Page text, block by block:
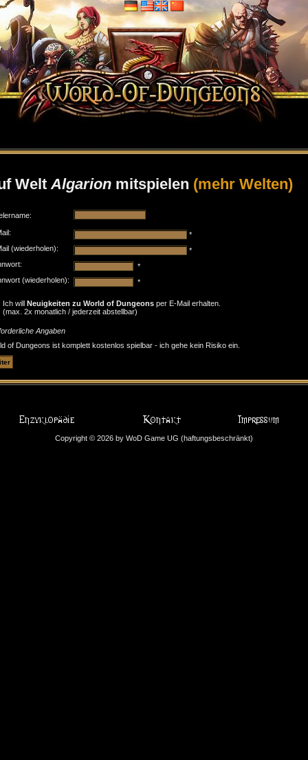
Welt Algarion mitspielen (mehr Welten)
*
(wiederholen):
*
*
(wiederholen):
*
Ich will Neuigkeiten zu World of Dungeons per E-Mail erhalten.
(max. 2x monatlich / jederzeit abstellbar)
Angaben
of Dungeons ist komplett kostenlos spielbar - ich gehe kein Risiko ein.
Copyright © 2026 by WoD Game UG (haftungsbeschränkt)